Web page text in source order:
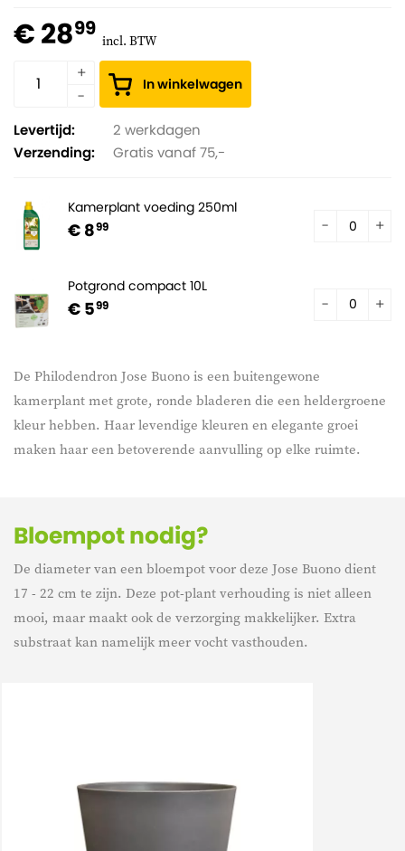
De Philodendron Jose Buono is een buitengewone
kamerplant met grote, ronde bladeren die een heldergroene
kleur hebben. Haar levendige kleuren en elegante groei
maken haar een betoverende aanvulling op elke ruimte.
€ 2899 incl. BTW
In winkelwagen
Levertijd:
2 werkdagen
Verzending:
Gratis vanaf 75,-
Kamerplant voeding 250ml
€ 899
Potgrond compact 10L
€ 599
Bloempot nodig?
De diameter van een bloempot voor deze Jose Buono dient
17 - 22 cm te zijn. Deze pot-plant verhouding is niet alleen
mooi, maar maakt ook de verzorging makkelijker. Extra
substraat kan namelijk meer vocht vasthouden.